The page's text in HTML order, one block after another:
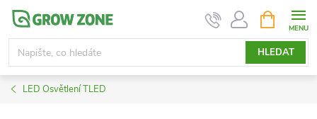
Přejít
obsah
HLEDAT
NÁKUPNÍ
KOŠÍK
LED Osvětlení TLED